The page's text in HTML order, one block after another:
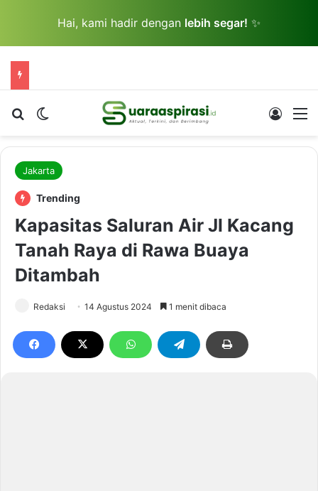
Hai, kami hadir dengan lebih segar! ✨
Cari berita...Switch skin Log In
Jakarta
Trending
Kapasitas Saluran Air Jl Kacang
Tanah Raya di Rawa Buaya
Ditambah
Redaksi 14 Agustus 2024 1 menit dibaca